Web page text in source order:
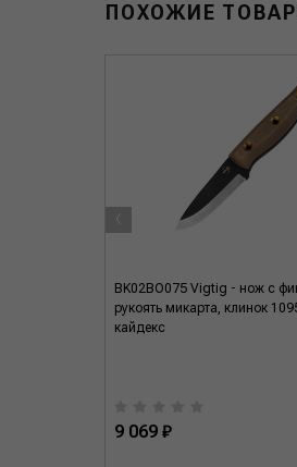
ПОХОЖИЕ
BK02BO075 Vigtig - нож c
рукоять микарта, клинок
кайдекс
9 069 ₽
‹